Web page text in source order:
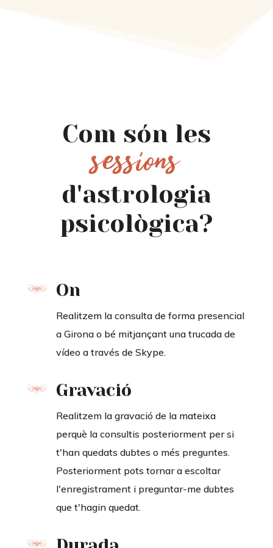
Com són les
sessions
d'astrologia
psicològica?
On
Realitzem la consulta de forma presencial
a Girona o bé mitjançant una trucada de
vídeo a través de Skype.
Gravació
Realitzem la gravació de la mateixa
perquè la consultis posteriorment per si
t'han quedats dubtes o més preguntes.
Posteriorment pots tornar a escoltar
l'enregistrament i preguntar-me dubtes
que t'hagin quedat.